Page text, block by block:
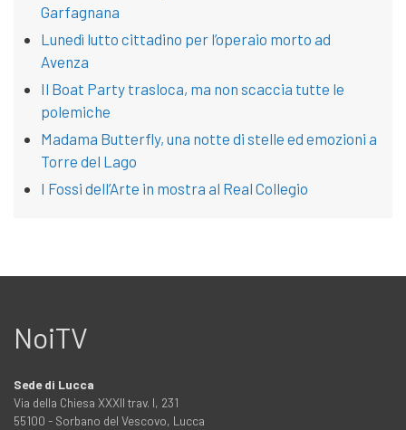
Garfagnana
Lunedì lutto cittadino per l’operaio morto ad
Avenza
Il Boat Party trasloca, ma non scaccia tutte le
polemiche
Madama Butterfly, una notte di stelle ed emozioni a
Torre del Lago
I Fossi dell’Arte in mostra al Real Collegio
NoiTV
Sede di Lucca
Via della Chiesa XXXII trav. I, 231
55100 - Sorbano del Vescovo, Lucca